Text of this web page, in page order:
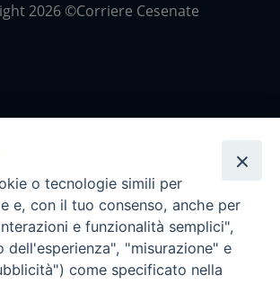
2026 ©Corriere Cesenate
o tecnologie simili per
e, con il tuo consenso, anche per
e funzionalità semplici",
dell'esperienza", "misurazione" e
come specificato nella